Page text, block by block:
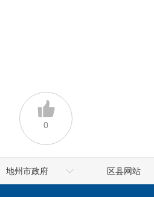
0
地州市政府 区县网站